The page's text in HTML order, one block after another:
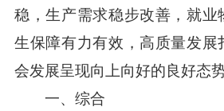
稳，生产需求稳步改善，就业
生保障有力有效，高质量发展
会发展呈现向上向好的良好态势
一、综合